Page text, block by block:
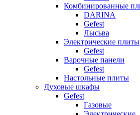
Комбинированные
DARINA
Gefest
Лысьва
Электрические плиты
Gefest
Варочные панели
Gefest
Настольные плиты
Духовые шкафы
Gefest
Газовые